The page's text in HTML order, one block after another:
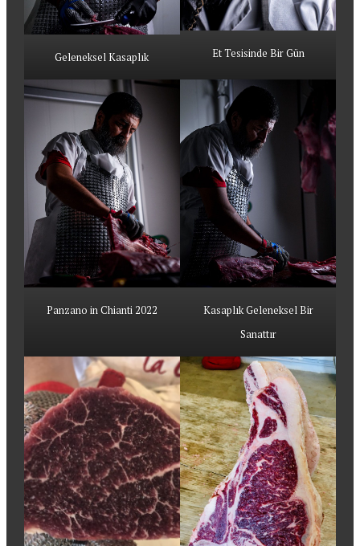
Geleneksel Kasaplık Et Tesisinde Bir Gün
Panzano in Chianti 2022
Kasaplık Geleneksel Bir
Sanattır